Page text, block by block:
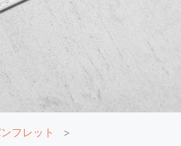
フレット
>